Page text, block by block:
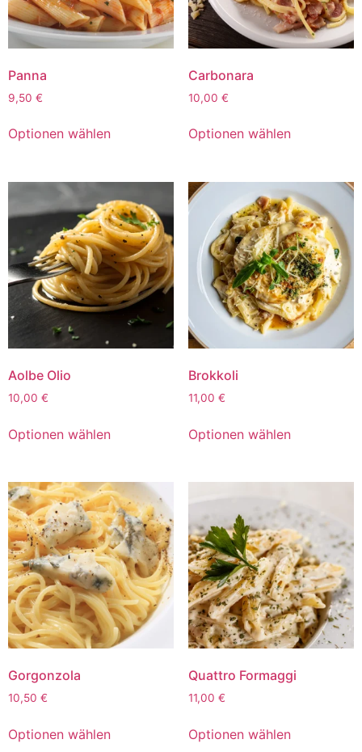
Panna
9,50 €
Optionen wählen
Carbonara
10,00 €
Optionen wählen
Aolbe Olio
10,00 €
Optionen wählen
Brokkoli
11,00 €
Optionen wählen
Gorgonzola
10,50 €
Optionen wählen
Quattro Formaggi
11,00 €
Optionen wählen